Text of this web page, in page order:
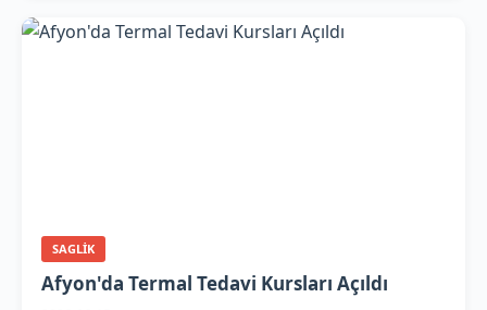
SAGLIK
Afyon'da Termal Tedavi Kursları Açıldı